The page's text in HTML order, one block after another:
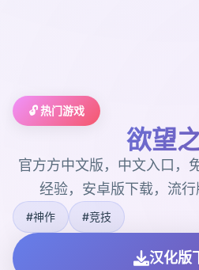
🔓 热门游戏
欲望
官方方中文版，中文入口，
经验，安卓版下载，流
#神作 #竞技
汉化版